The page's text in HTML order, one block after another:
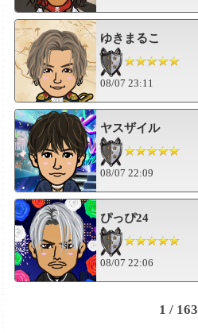
ゆきまるこ
08/07 23:11
ヤスザイル
08/07 22:09
ぴっぴ24
08/07 22:06
1 / 163